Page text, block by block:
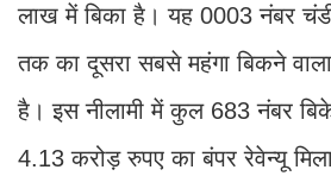
लाख में बिका है। यह 0003 नंबर
तक का दूसरा सबसे महंगा बिकने
है। इस नीलामी में कुल 683 नंबर
4.13 करोड़ रुपए का बंपर रेवेन्यू